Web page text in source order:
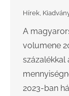
Hírek
A
volumene
százalékkal
2023-ban